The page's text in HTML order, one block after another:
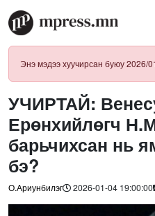
Энэ мэдээ хуучирсан буюу 2026/
УЧИРТАЙ:
Ерөнхийлөгч
барьчихсан нь
бэ?
О.Ариунбилэг 2026-01-04 19:00:00